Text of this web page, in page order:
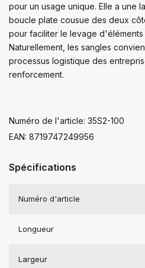
pour un usage unique. Elle a une
boucle plate cousue des deux
pour faciliter le levage
Naturellement, les sangles
processus logistique des
renforcement.
Numéro de l'article: 35S2-100
EAN: 8719747249956
Spécifications
Numéro d'article
Longueur
Largeur